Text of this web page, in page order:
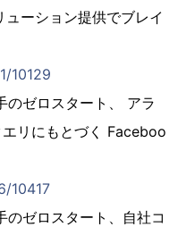
ーション提供でブレイ
10129
のゼロスタート、 アラ
リにもとづく Faceboo
10417
のゼロスタート、自社コ